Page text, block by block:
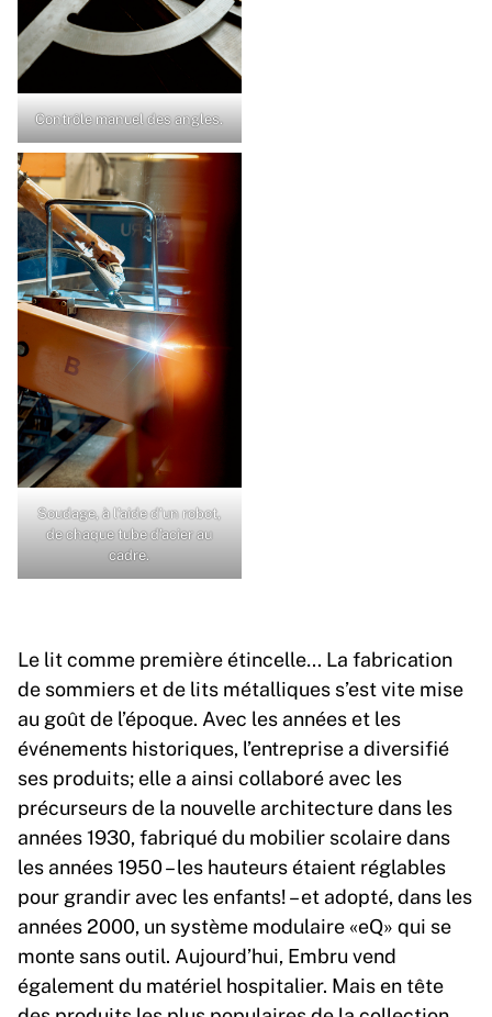
Contrôle manuel des angles.
Soudage, à l’aide d’un robot,
de chaque tube d’acier au
cadre.
Le lit comme première étincelle… La fabrication
de sommiers et de lits métalliques s’est vite mise
au goût de l’époque. Avec les années et les
événements historiques, l’entreprise a diversifié
ses produits; elle a ainsi collaboré avec les
précurseurs de la nouvelle architecture dans les
années 1930, fabriqué du mobilier scolaire dans
les années 1950 – les hauteurs étaient réglables
pour grandir avec les enfants! – et adopté, dans les
années 2000, un système modulaire «eQ» qui se
monte sans outil. Aujourd’hui, Embru vend
également du matériel hospitalier. Mais en tête